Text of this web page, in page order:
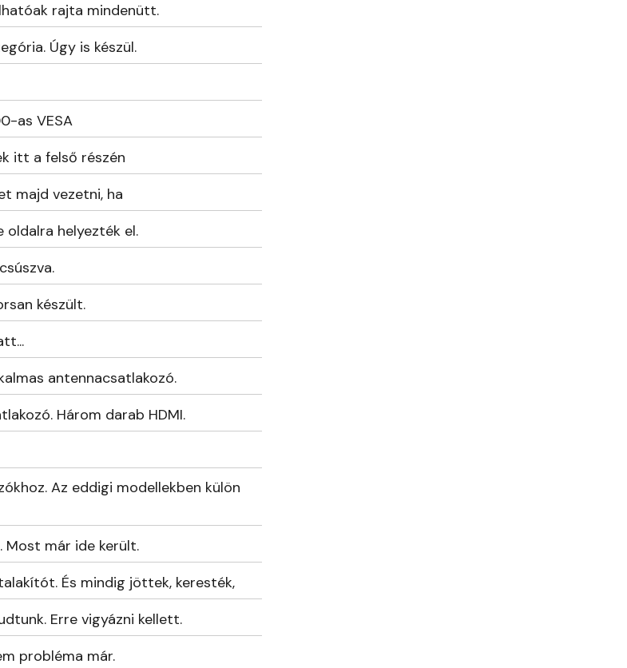
rajta mindenütt.
Úgy is készül.
as VESA
itt a felső részén
majd vezetni, ha
helyezték el.
készült.
antennacsatlakozó.
Három darab HDMI.
Az eddigi modellekben külön
már ide került.
És mindig jöttek, keresték,
Erre vigyázni kellett.
probléma már.